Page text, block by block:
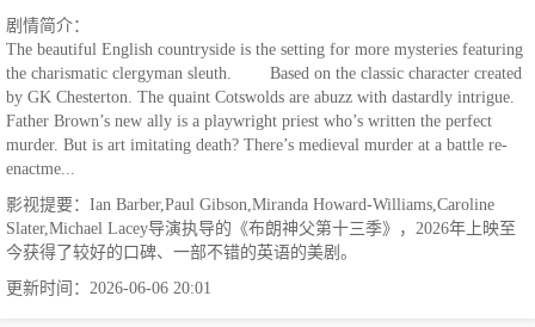
剧情简介：
The beautiful English countryside is the setting for more mysteries featuring
the charismatic clergyman sleuth. Based on the classic character created
by GK Chesterton. The quaint Cotswolds are abuzz with dastardly intrigue.
Father Brown’s new ally is a playwright priest who’s written the perfect
murder. But is art imitating death? There’s medieval murder at a battle re-
enactme...
影视提要：Ian Barber,Paul Gibson,Miranda Howard-Williams,Caroline
Slater,Michael Lacey导演执导的《布朗神父第十三季》，2026年上映至
今获得了较好的口碑、一部不错的英语的美剧。
更新时间：2026-06-06 20:01